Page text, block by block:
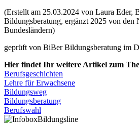
(Erstellt am 25.03.2024 von Laura Eder,
Bildungsberatung, ergänzt 2025 von den
Bundesländern)
geprüft von BiBer Bildungsberatung im
Hier findet Ihr weitere Artikel zum
Berufsgeschichten
Lehre für Erwachsene
Bildungsweg
Bildungsberatung
Berufswahl
Bildungsline